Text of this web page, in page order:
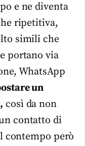
e ne diventa
ripetitiva,
simili che
portano via
WhatsApp
un
così da non
contatto di
contempo però